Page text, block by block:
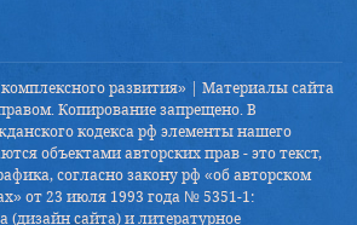
развития» | Материалы сайта
Копирование запрещено. В
кодекса рф элементы нашего
объектами авторских прав - это текст,
согласно закону рф «об авторском
от 23 июля 1993 года № 5351-1:
(дизайн сайта) и литературное